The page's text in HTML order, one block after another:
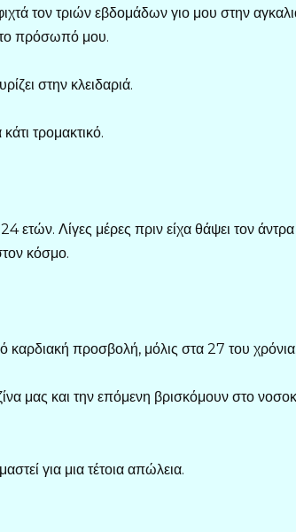
τον τριών εβδομάδων γιο μου στην
πρόσωπό μου.
στην κλειδαριά.
τρομακτικό.
ετών. Λίγες μέρες πριν είχα θάψει τον
κόσμο.
προσβολή, μόλις στα 27 του χρόνια.
μας και την επόμενη βρισκόμουν στο
για μια τέτοια απώλεια.